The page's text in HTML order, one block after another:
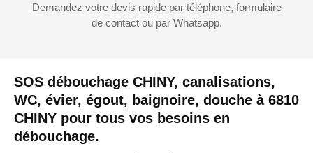
SOS débouchage CHINY, canalisations,
WC, évier, égout, baignoire, douche à 6810
CHINY pour tous vos besoins en
débouchage.
Demandez votre devis rapide par téléphone, formulaire
de contact ou par Whatsapp.